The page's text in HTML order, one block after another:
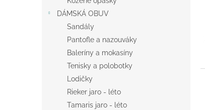
DÁMSKÁ OBUV
Sandály
Pantofle a nazouváky
Baleríny a mokasíny
Tenisky a polobotky
Lodičky
Rieker jaro - léto
Tamaris jaro - léto